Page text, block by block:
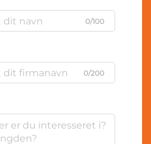
0/100
0/200